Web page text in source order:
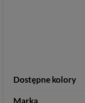
Dostępne kolory
Marka